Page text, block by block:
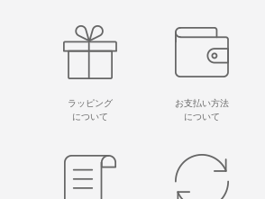
ラッピング
について
お支払い方法
について